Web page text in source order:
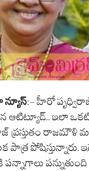
న్యూస్:- హీరో
ఆటిట్యూడ్.. ఇలా
ప్రస్తుతం
పాత్ర
పన్నుతుంది